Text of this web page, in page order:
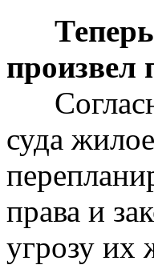
Теперь
произвел
суда
права и
угрозу их